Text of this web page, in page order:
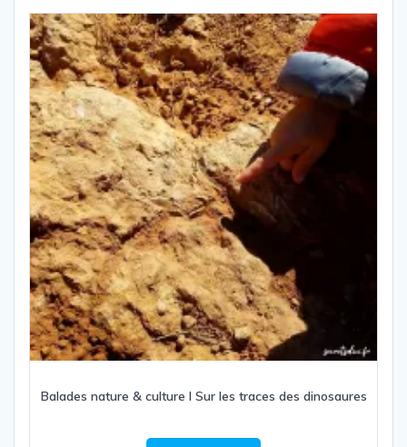
Balades nature & culture I Sur les traces des dinosaures